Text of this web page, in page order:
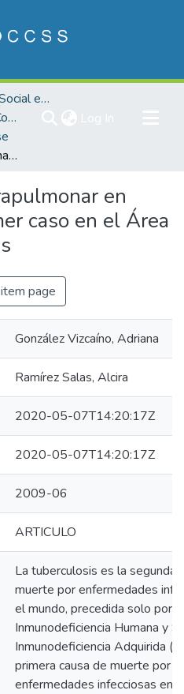
Salud y Seguridad Social en Costa Rica
Revistas Nacionales en Costa Rica
Tuberculosis extrapulmonar en embarazada. Primer caso en el Área de Salud de Pavas
en
caso en el Área
page
González Vizcaíno, Adriana
Ramírez Salas, Alcira
2020-05-07T14:20:17Z
2020-05-07T14:20:17Z
2009-06
ARTICULO
La tuberculosis es la segunda
muerte por enfermedades
el mundo, precedida solo por
Inmunodeficiencia Humana y
Inmunodeficiencia Adquirida
primera causa de muerte por
enfermedades infecciosas en